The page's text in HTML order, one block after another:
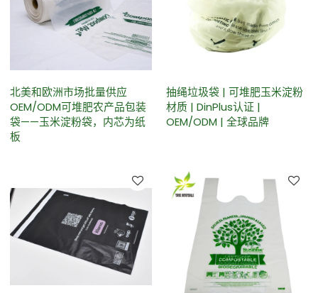
北美和欧洲市场批量供应
OEM/ODM可堆肥农产品包装
袋——玉米淀粉袋，内芯为纸
板
抽绳垃圾袋 | 可堆肥玉米淀粉
材质 | DinPlus认证 |
OEM/ODM | 全球品牌